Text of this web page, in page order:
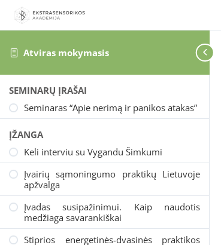
Atviras mokymasis
SEMINARŲ ĮRAŠAI
Seminaras “Apie nerimą ir panikos atakas”
ĮŽANGA
Keli interviu su Vygandu Šimkumi
Įvairių sąmoningumo praktikų Lietuvoje
apžvalga
Įvadas susipažinimui. Kaip naudotis
medžiaga savarankiškai
Stiprios energetinės-dvasinės praktikos